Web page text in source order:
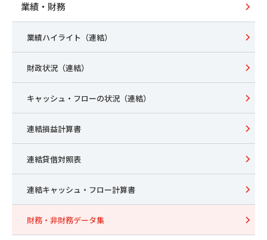
業績・財務
業績ハイライト（連結）
財政状況（連結）
キャッシュ・フローの状況（連結）
連結損益計算書
連結貸借対照表
連結キャッシュ・フロー計算書
財務・非財務データ集